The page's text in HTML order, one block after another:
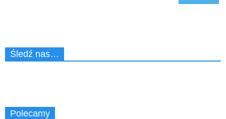
Śledź nas…
Polecamy